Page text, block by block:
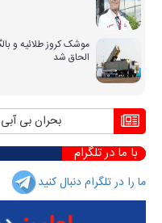
موشک کروز طلائیه و
الحاق شد
بحران بی آبی و
با ما در تلگرام
ما را در تلگرام دنبال کنید